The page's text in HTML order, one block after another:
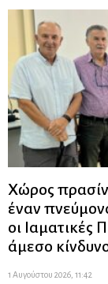
Χώρος
έναν
οι Ιαματικές
άμεσο
1 Αυγούστου 2026, 11:42